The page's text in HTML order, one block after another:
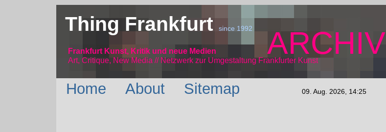
Thing Frankfurtsince 1992
Frankfurt Kunst, Kritik und neue Medien
Art, Critique, New Media // Netzwerk
ARCHIV
zur Umgestaltung Frankfurter Kunst
Home About Sitemap 09. Aug. 2026, 14:25